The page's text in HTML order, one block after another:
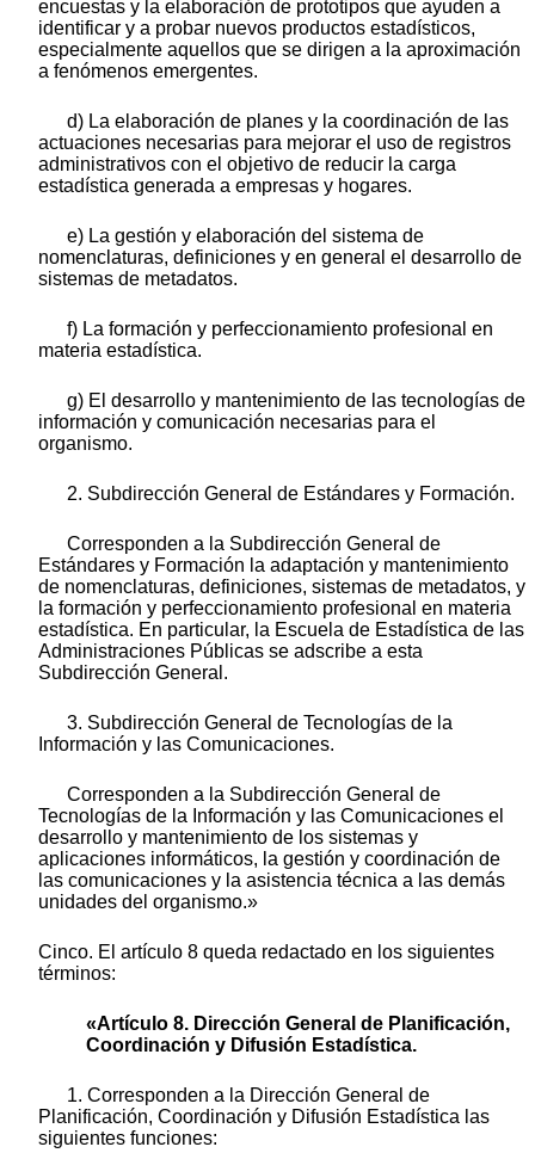
encuestas y la elaboración de prototipos que ayuden a
identificar y a probar nuevos productos estadísticos,
especialmente aquellos que se dirigen a la aproximación
a fenómenos emergentes.
d) La elaboración de planes y la coordinación de las
actuaciones necesarias para mejorar el uso de registros
administrativos con el objetivo de reducir la carga
estadística generada a empresas y hogares.
e) La gestión y elaboración del sistema de
nomenclaturas, definiciones y en general el desarrollo de
sistemas de metadatos.
f) La formación y perfeccionamiento profesional en
materia estadística.
g) El desarrollo y mantenimiento de las tecnologías de
información y comunicación necesarias para el
organismo.
2. Subdirección General de Estándares y Formación.
Corresponden a la Subdirección General de
Estándares y Formación la adaptación y mantenimiento
de nomenclaturas, definiciones, sistemas de metadatos, y
la formación y perfeccionamiento profesional en materia
estadística. En particular, la Escuela de Estadística de las
Administraciones Públicas se adscribe a esta
Subdirección General.
3. Subdirección General de Tecnologías de la
Información y las Comunicaciones.
Corresponden a la Subdirección General de
Tecnologías de la Información y las Comunicaciones el
desarrollo y mantenimiento de los sistemas y
aplicaciones informáticos, la gestión y coordinación de
las comunicaciones y la asistencia técnica a las demás
unidades del organismo.»
Cinco. El artículo 8 queda redactado en los siguientes
términos:
«Artículo 8. Dirección General de Planificación,
Coordinación y Difusión Estadística.
1. Corresponden a la Dirección General de
Planificación, Coordinación y Difusión Estadística las
siguientes funciones: